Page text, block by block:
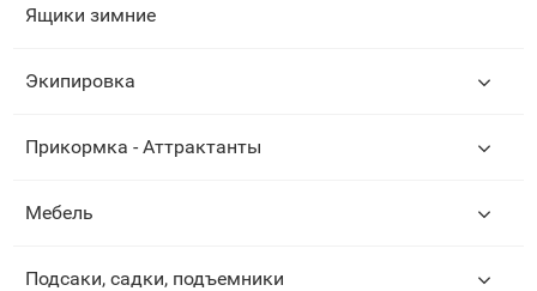
Ящики зимние
Экипировка
Прикормка - Аттрактанты
Мебель
Подсаки, садки, подъемники